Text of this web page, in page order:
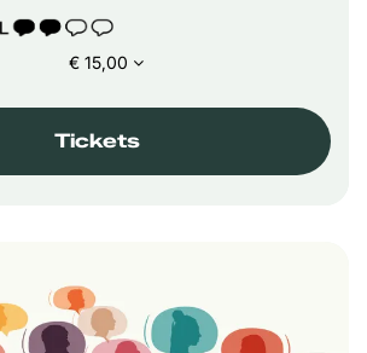
2
€ 15,00
Tickets